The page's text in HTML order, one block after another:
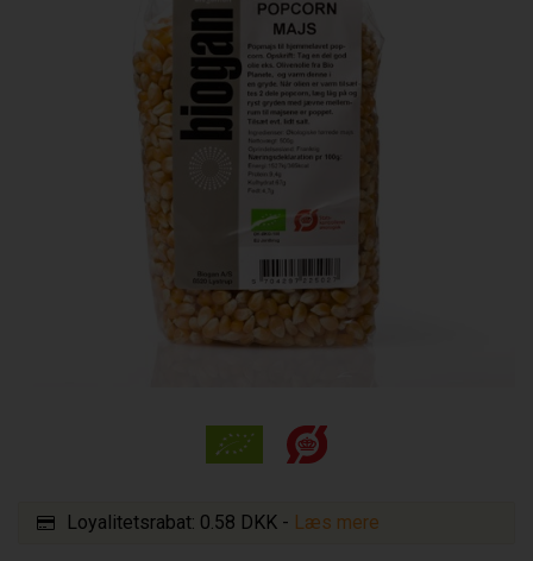
Loyalitetsrabat: 0.58 DKK - Læs mere